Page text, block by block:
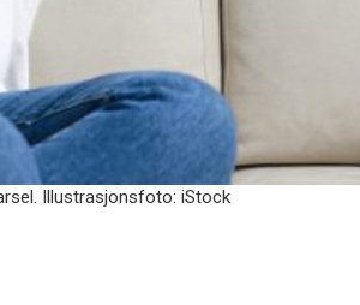
Illustrasjonsfoto: iStock